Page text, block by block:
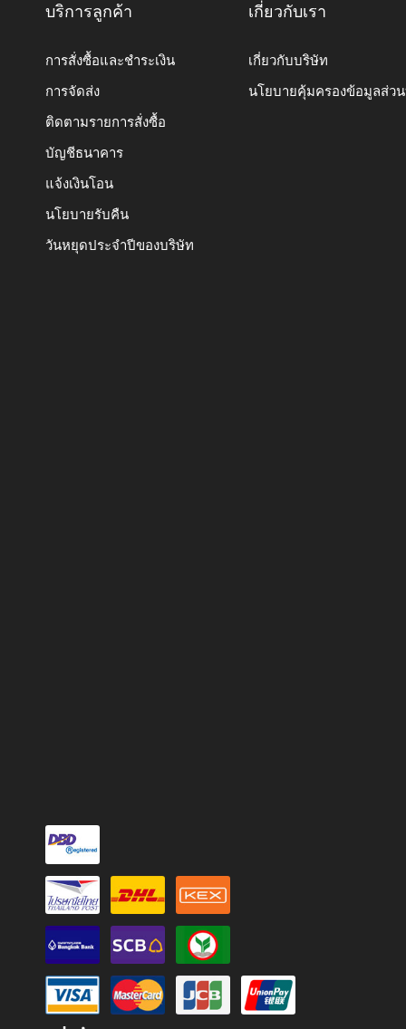
บริการลูกค้า
การสั่งซื้อและชำระเงิน
การจัดส่ง
ติดตามรายการสั่งซื้อ
บัญชีธนาคาร
แจ้งเงินโอน
นโยบายรับคืน
วันหยุดประจำปีของบริษัท
เกี่ยวกับเรา
เกี่ยวกับบริษัท
นโยบายคุ้มครองข้อมูลส่ว